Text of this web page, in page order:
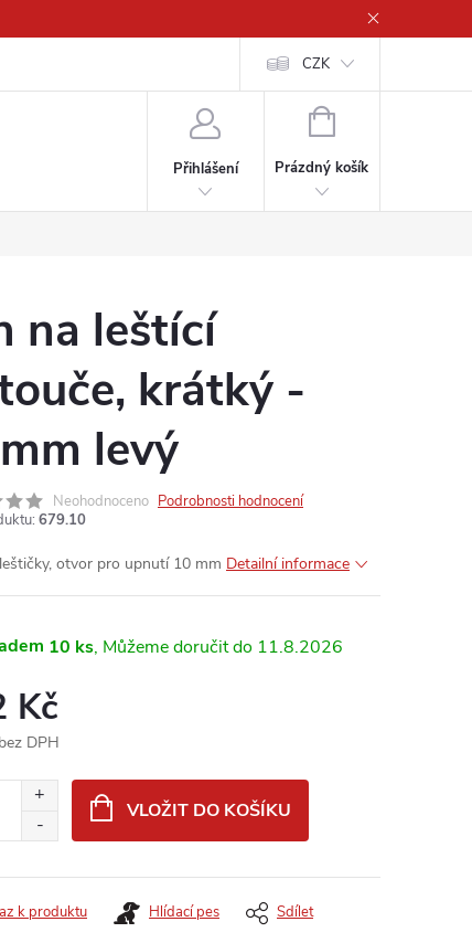
CZK
Přihlášení
NÁKUPNÍ
Prázdný košík
na leštící
krátký -
levý
Neohodnoceno Podrobnosti hodnocení
679.10
otvor pro upnutí 10 mm Detailní informace
10 ks 11.8.2026
Kč
DPH
VLOŽIT DO KOŠÍKU
k produktu Hlídací pes Sdílet